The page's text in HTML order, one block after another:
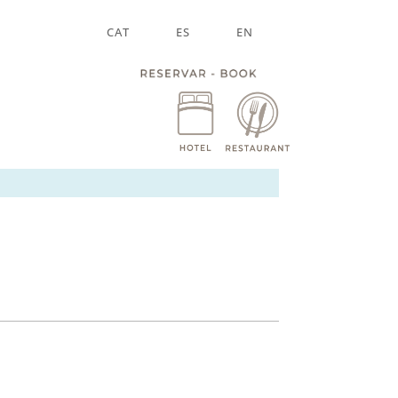
CAT ES EN